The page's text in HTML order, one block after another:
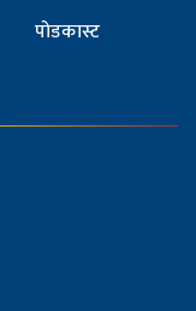
पोडकास्ट